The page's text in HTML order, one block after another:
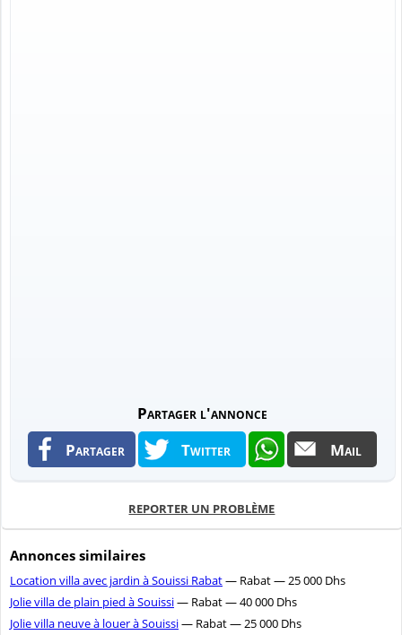
Partager l'annonce
Partager Twitter Mail
REPORTER UN PROBLÈME
Annonces similaires
Location villa avec jardin à Souissi Rabat— Rabat — 25 000 Dhs
Jolie villa de plain pied à Souissi— Rabat — 40 000 Dhs
Jolie villa neuve à louer à Souissi— Rabat — 25 000 Dhs